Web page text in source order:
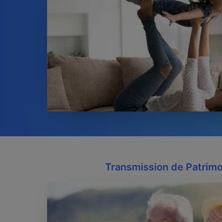
Transmission de